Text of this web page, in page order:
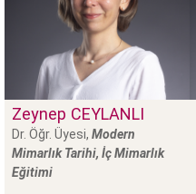
Zeynep CEYLANLI
Dr. Öğr. Üyesi, Modern
Mimarlık Tarihi, İç Mimarlık
Eğitimi